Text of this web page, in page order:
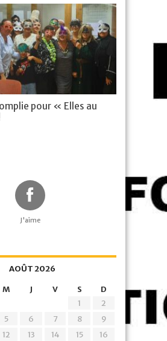
pour « Elles au
J'aime
AOÛT 2026
M J V S
D
1
2
5 6 7 8
9
12 13 14 15
16